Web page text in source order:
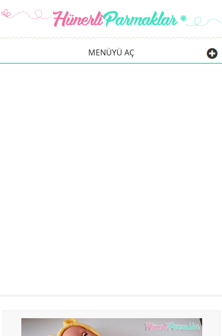
MENÜYÜ AÇ